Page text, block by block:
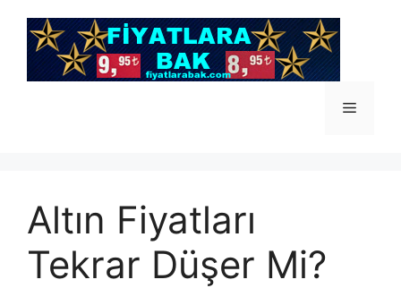
Menü
Altın Fiyatları
Tekrar Düşer Mi?